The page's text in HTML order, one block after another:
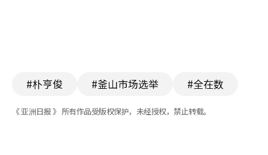
#朴亨俊 #釜山市场选举 #全在数
《 亚洲日报 》 所有作品受版权保护，未经授权，禁止转载。